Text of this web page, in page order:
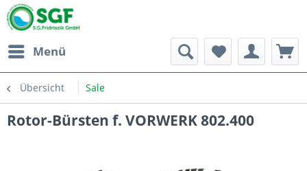
Menü
Übersicht Sale
Rotor-Bürsten f. VORWERK 802.400